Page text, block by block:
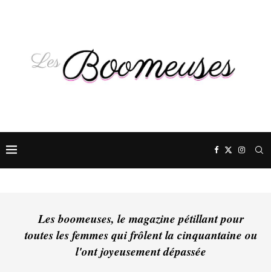
Les boomeuses, le magazine pétillant pour
toutes les femmes qui frôlent la cinquantaine ou
l'ont joyeusement dépassée